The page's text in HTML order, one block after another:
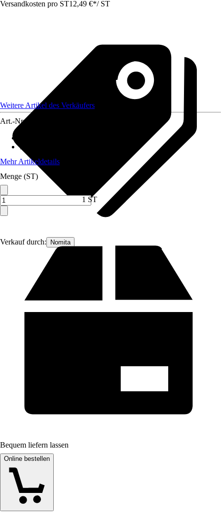
Versandkosten pro ST12,49 €*/ ST
Verkauf durch: Nomita
Weitere Artikel des Verkäufers
Art.-Nr.
Material Klinge
Mehr Artikeldetails
Menge (ST)
1 ST
Bequem liefern lassen
Online bestellen